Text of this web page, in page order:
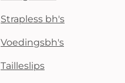
Strapless bh's
Voedingsbh's
Tailleslips